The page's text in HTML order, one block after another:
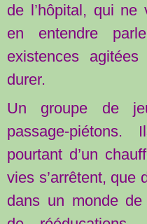
de l’hôpital, qui ne
en entendre
existences
durer.
Un groupe de
passage-
pourtant d’un
vies s’arrêtent, que
dans un monde de